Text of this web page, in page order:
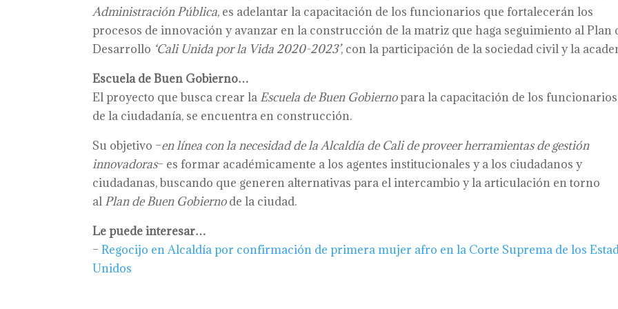
Administración Pública, es adelantar la capacitación de los funcionarios que fortalecerán los
procesos de innovación y avanzar en la construcción de la matriz que haga seguimiento al Plan
Desarrollo ‘Cali Unida por la Vida 2020-2023’, con la participación de la sociedad civil y la
Escuela de Buen Gobierno…
El proyecto que busca crear la Escuela de Buen Gobiernopara la capacitación de los
de la ciudadanía, se encuentra en construcción.
Su objetivo –en línea con la necesidad de la Alcaldía de Cali de proveer herramientas de gestión
innovadoras– es formar académicamente a los agentes institucionales y a los ciudadanos y
ciudadanas, buscando que generen alternativas para el intercambio y la articulación en torno
al Plan de Buen Gobiernode la ciudad.
Le puede interesar…
–Regocijo en Alcaldía por confirmación de primera mujer afro en la Corte Suprema de los
Unidos